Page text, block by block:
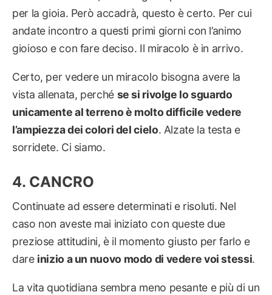
per la gioia. Però accadrà, questo è certo. Per cui
andate incontro a questi primi giorni con l’animo
gioioso e con fare deciso. Il miracolo è in arrivo.
Certo, per vedere un miracolo bisogna avere la
vista allenata, perché se si rivolge lo sguardo
unicamente al terreno è molto difficile vedere
l’ampiezza dei colori del cielo. Alzate la testa e
sorridete. Ci siamo.
CANCRO
Continuate ad essere determinati e risoluti. Nel
caso non aveste mai iniziato con queste due
preziose attitudini, è il momento giusto per farlo e
dare inizio a un nuovo modo di vedere voi stessi.
La vita quotidiana sembra meno pesante e più di un